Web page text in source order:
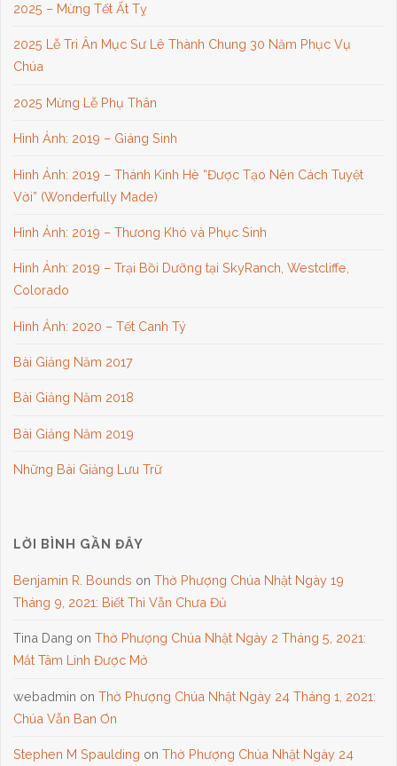
2025 – Mừng Tết Ất Tỵ
2025 Lễ Tri Ân Mục Sư Lê Thành Chung 30 Năm Phục Vụ
Chúa
2025 Mừng Lễ Phụ Thân
Hình Ảnh: 2019 – Giáng Sinh
Hình Ảnh: 2019 – Thánh Kinh Hè “Được Tạo Nên Cách Tuyệt
Vời” (Wonderfully Made)
Hình Ảnh: 2019 – Thương Khó và Phục Sinh
Hình Ảnh: 2019 – Trại Bồi Dưỡng tại SkyRanch, Westcliffe,
Colorado
Hình Ảnh: 2020 – Tết Canh Tý
Bài Giảng Năm 2017
Bài Giảng Năm 2018
Bài Giảng Năm 2019
Những Bài Giảng Lưu Trữ
LỜI BÌNH GẦN ĐÂY
Benjamin R. Bounds onThờ Phượng Chúa Nhật Ngày 19
Tháng 9, 2021: Biết Thì Vẫn Chưa Đủ
Tina Dang onThờ Phượng Chúa Nhật Ngày 2 Tháng 5, 2021:
Mắt Tâm Linh Được Mở
webadmin onThờ Phượng Chúa Nhật Ngày 24 Tháng 1, 2021:
Chúa Vẫn Ban Ơn
Stephen M Spaulding onThờ Phượng Chúa Nhật Ngày 24